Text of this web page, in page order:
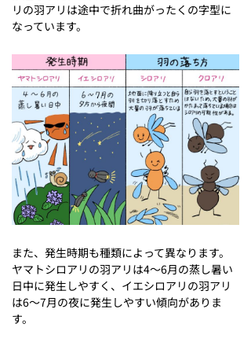
リの羽アリは途中で折れ曲がったくの字型に
なっています。
また、発生時期も種類によって異なります。
ヤマトシロアリの羽アリは4〜6月の蒸し暑い
日中に発生しやすく、イエシロアリの羽アリ
は6〜7月の夜に発生しやすい傾向がありま
す。